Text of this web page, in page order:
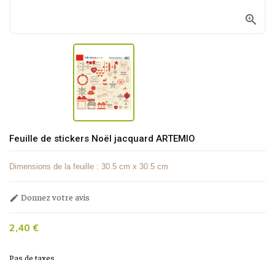

Feuille de stickers Noël jacquard ARTEMIO
Dimensions de la feuille : 30.5 cm x 30.5 cm
 Donnez votre avis
2,40 €
Pas de taxes